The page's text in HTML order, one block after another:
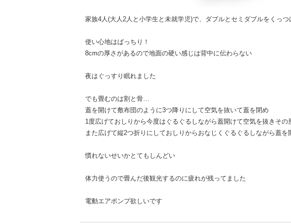
家族4人(大人2人と小学生と未就学児)で、ダブルとセミダブルをくっつ
使い心地はばっちり！
8cmの厚さがあるので地面の硬い感じは背中に伝わらない
夜はぐっすり眠れました
でも畳むのは割と骨…
蓋を開けて敷布団のように3つ降りにして空気を抜いて蓋を閉め
1度広げておしりから今度はぐるぐるしながら蓋開けて空気を抜きその
また広げて縦2つ折りにしておしりからおなじくぐるぐるしながら蓋
慣れないせいかとてもしんどい
体力使うので畳んだ後観光するのに疲れが残ってました
電動エアポンプ欲しいです